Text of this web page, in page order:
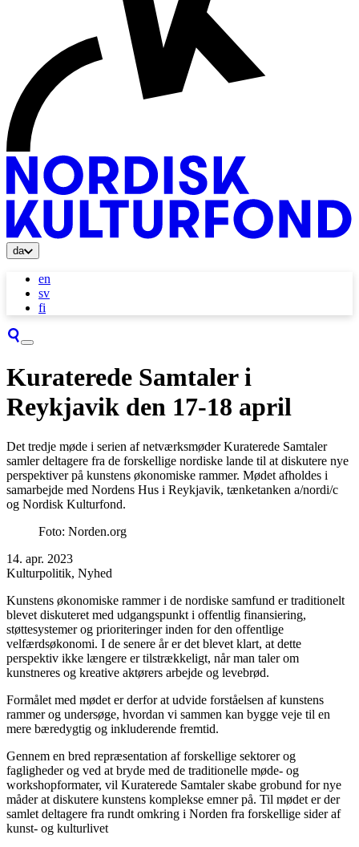
da
en
sv
fi
Kuraterede Samtaler i
Reykjavik den 17-18 april
Det tredje møde i serien af netværksmøder Kuraterede Samtaler
samler deltagere fra de forskellige nordiske lande til at diskutere nye
perspektiver på kunstens økonomiske rammer. Mødet afholdes i
samarbejde med Nordens Hus i Reykjavik, tænketanken a/nordi/c
og Nordisk Kulturfond.
Foto: Norden.org
14. apr. 2023
Kulturpolitik, Nyhed
Kunstens økonomiske rammer i de nordiske samfund er traditionelt
blevet diskuteret med udgangspunkt i offentlig finansiering,
støttesystemer og prioriteringer inden for den offentlige
velfærdsøkonomi. I de senere år er det blevet klart, at dette
perspektiv ikke længere er tilstrækkeligt, når man taler om
kunstneres og kreative aktørers arbejde og levebrød.
Formålet med mødet er derfor at udvide forståelsen af kunstens
rammer og undersøge, hvordan vi sammen kan bygge veje til en
mere bæredygtig og inkluderende fremtid.
Gennem en bred repræsentation af forskellige sektorer og
fagligheder og ved at bryde med de traditionelle møde- og
workshopformater, vil Kuraterede Samtaler skabe grobund for nye
måder at diskutere kunstens komplekse emner på. Til mødet er der
samlet deltagere fra rundt omkring i Norden fra forskellige sider af
kunst- og kulturlivet